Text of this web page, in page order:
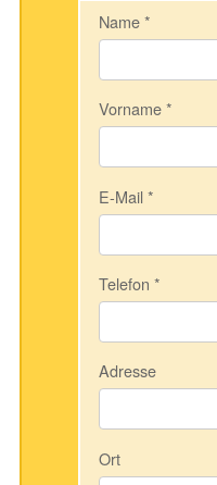
Name*
Vorname*
E-Mail*
Telefon *
Adresse
Ort